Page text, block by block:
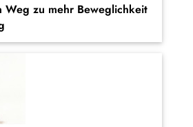
Weg zu mehr Beweglichkeit